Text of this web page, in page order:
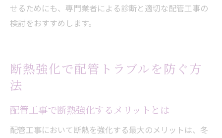
せるためにも、専門業者による診断と適切な配管工事の
検討をおすすめします。
断熱強化で配管トラブルを防ぐ方
法
配管工事で断熱強化するメリットとは
配管工事において断熱を強化する最大のメリットは、冬